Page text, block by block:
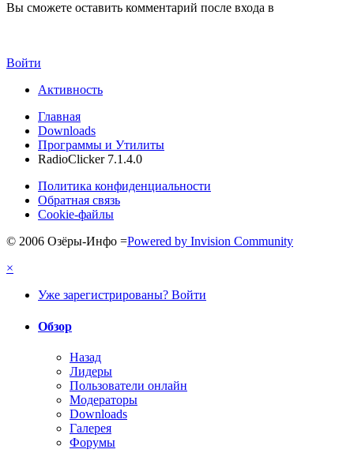
Вы сможете оставить комментарий после входа в
Войти
Активность
Главная
Downloads
Программы и Утилиты
RadioClicker 7.1.4.0
Политика конфиденциальности
Обратная связь
Cookie-файлы
© 2006 Озёры-Инфо =Powered by Invision Community
×
Уже зарегистрированы? Войти
Обзор
Назад
Лидеры
Пользователи онлайн
Модераторы
Downloads
Галерея
Форумы